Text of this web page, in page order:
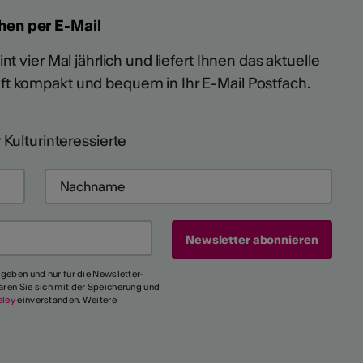
per E-Mail
vier Mal jährlich und liefert Ihnen das aktuelle
kompakt und bequem in Ihr E-Mail Postfach.
Kulturinteressierte
und nur für die Newsletter-
Sie sich mit der Speicherung und
einverstanden. Weitere